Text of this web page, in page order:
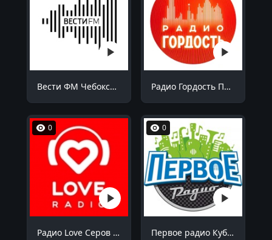
Вести ФМ Чебоксары 98.5 FM Радио Гордость Пермь 105.6 FM
0
Радио Love Серов 103.7 FM
0
Первое радио Кубани Октябрьский 94.9 FM